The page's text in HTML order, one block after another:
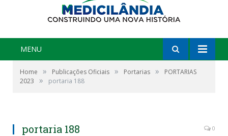
MENU
Home » Publicações Oficiais » Portarias »
PORTARIAS
2023
» portaria 188
portaria 188 0